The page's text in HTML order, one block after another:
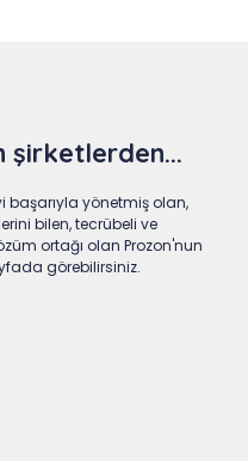
şirketlerden...
başarıyla yönetmiş olan,
bilen, tecrübeli ve
ortağı olan Prozon'nun
görebilirsiniz.